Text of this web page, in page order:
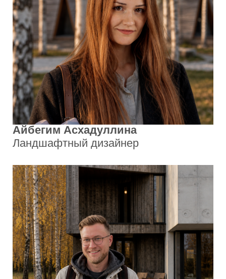
Честные и долговечные решения
Мы не делаем временных решений и
декоративных компромиссов.
Продумываем архитектуру,
инженерные системы и подбор
растений так, чтобы сад не терял вид,
не требовал постоянных исправлений
и оставался стабильным со временем.
Природное благоустройство
Сад — это система, которая либо
работает сама, либо требует
Мы создаём пространства, где всё
продумано заранее: растения,
структура и инженерия позволяют
саду развиваться естественно и не
превращаться в ежедневную работу.
Продуманность в каждой детали
Сад начинается не с посадок, а с
точных решений: планировки, почвы,
растений, материалов и инженерии.